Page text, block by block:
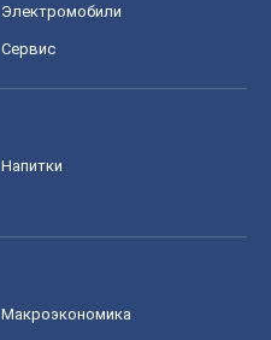
Электромобили
Сервис
Напитки
Mакроэкономика